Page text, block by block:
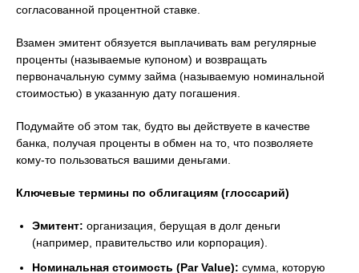
согласованной процентной ставке.
Взамен эмитент обязуется выплачивать вам регулярные
проценты (называемые купоном) и возвращать
первоначальную сумму займа (называемую номинальной
стоимостью) в указанную дату погашения.
Подумайте об этом так, будто вы действуете в качестве
банка, получая проценты в обмен на то, что позволяете
кому-то пользоваться вашими деньгами.
Ключевые термины по облигациям (глоссарий)
Эмитент: организация, берущая в долг деньги
(например, правительство или корпорация).
Номинальная стоимость (Par Value): сумма, которую